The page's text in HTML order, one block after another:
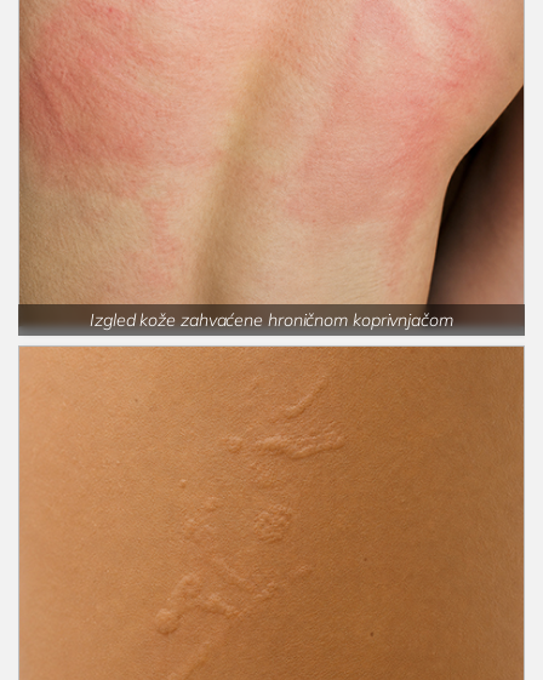
Izgled kože zahvaćene hroničnom koprivnjačom